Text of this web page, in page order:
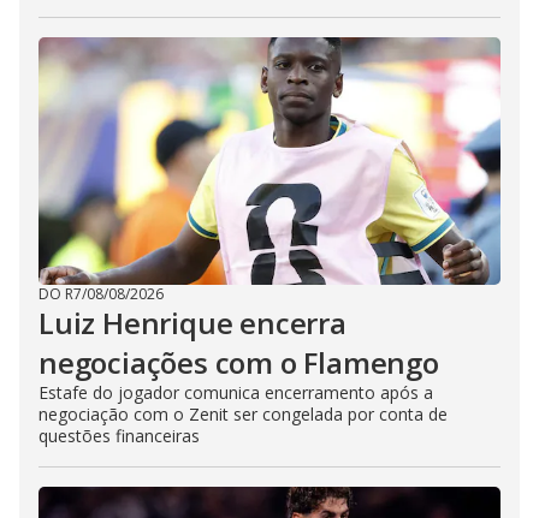
DO R7/08/08/2026
Luiz Henrique encerra
negociações com o Flamengo
Estafe do jogador comunica encerramento após a
negociação com o Zenit ser congelada por conta de
questões financeiras